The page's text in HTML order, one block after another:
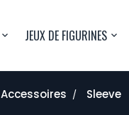
JEUX DE FIGURINES
Accessoires Sleeve